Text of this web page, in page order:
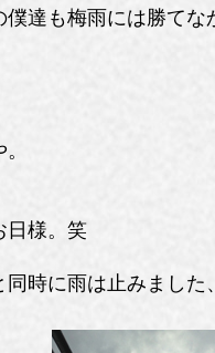
僕達も梅雨には勝てな
日様。笑
同時に雨は止みました